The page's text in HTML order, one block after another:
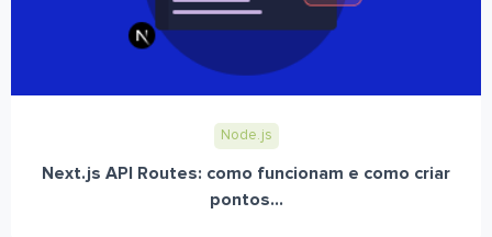
Node.js
Next.js API Routes: como funcionam e como criar
pontos...